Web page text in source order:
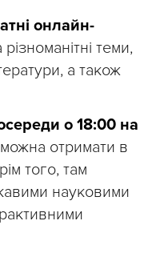
онлайн-
теми,
а також
о 18:00 на
отримати в
того, там
науковими